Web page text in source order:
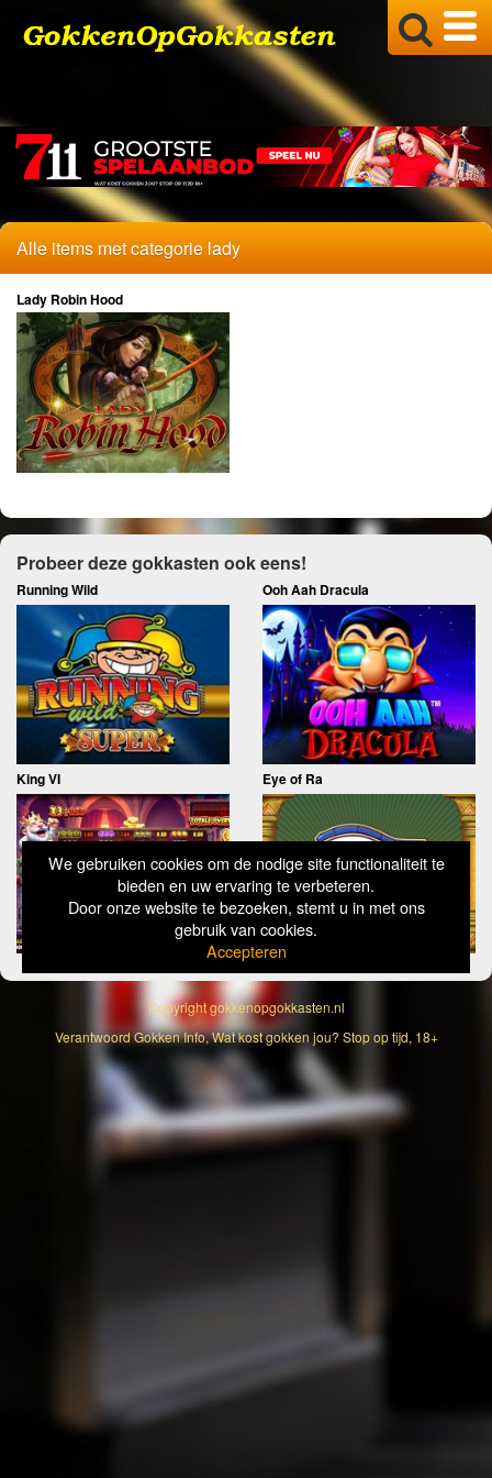
We gebruiken cookies om de nodige site functionaliteit te
bieden en uw ervaring te verbeteren.
Door onze website te bezoeken, stemt u in met ons
gebruik van cookies.
Accepteren
Alle items met categorie lady
Lady Robin Hood
Probeer deze gokkasten ook eens!
Running Wild Ooh Aah Dracula
King VI Eye of Ra
Copyrightgokkenopgokkasten.nl
Verantwoord Gokken Info, Wat kost gokken jou? Stop op tijd, 18+